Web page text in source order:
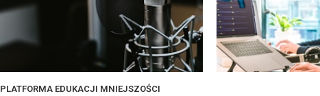
PLATFORMA EDUKACJI MNIEJSZOŚCI